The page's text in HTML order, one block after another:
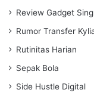
Review Gadget
Rumor Transfer
Rutinitas Harian
Sepak Bola
Side Hustle Digital